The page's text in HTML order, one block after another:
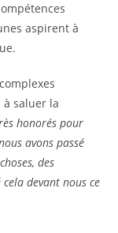
aspirent à
saluer la
honorés pour
avons passé
des
devant nous ce